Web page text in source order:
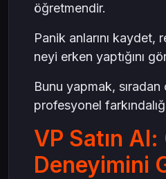
öğretmendir.
Panik anlarını kaydet,
neyi erken yaptığını
Bunu yapmak,
profesyonel
VP Satın
Deneyimini